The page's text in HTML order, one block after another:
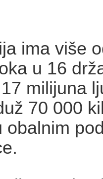
ima više
u 16
milijuna
70 000
obalnim